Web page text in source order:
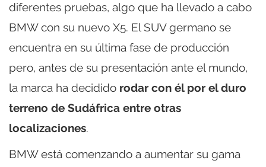
diferentes pruebas, algo que ha llevado a cabo
BMW con su nuevo X5. El SUV germano se
encuentra en su última fase de producción
pero, antes de su presentación ante el mundo,
la marca ha decidido rodar con él por el duro
terreno de Sudáfrica entre otras
localizaciones.
BMW está comenzando a aumentar su gama